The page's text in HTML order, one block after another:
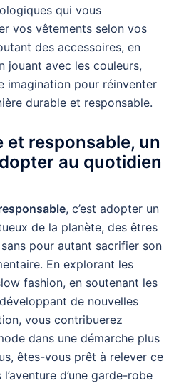
qui vous
vos vêtements selon vos
des accessoires, en
jouant avec les couleurs,
imagination pour réinventer
durable et responsable.
et responsable, un
au quotidien
, c’est adopter un
de la planète, des êtres
pour autant sacrifier son
En explorant les
fashion, en soutenant les
de nouvelles
vous contribuerez
dans une démarche plus
êtes-vous prêt à relever ce
d’une garde-robe